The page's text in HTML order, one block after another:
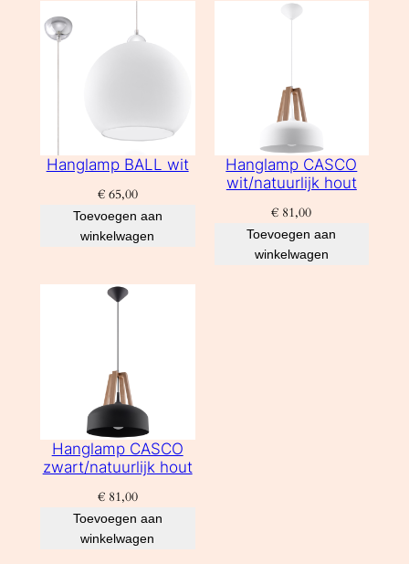
Hanglamp BALL wit
€65,00
Toevoegen aan
winkelwagen
Hanglamp CASCO
wit/natuurlijk hout
€ 81,00
Toevoegen aan
winkelwagen
Hanglamp CASCO
zwart/natuurlijk hout
€81,00
Toevoegen aan
winkelwagen